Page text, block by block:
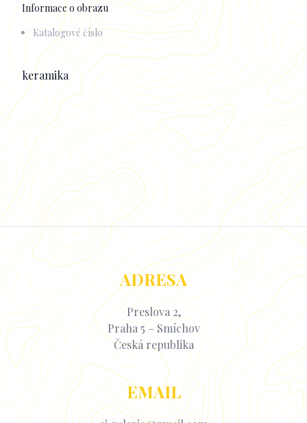
Informace o obrazu
Katalogové číslo
Popisek
keramika
ADRESA
Preslova 2,
Praha 5 – Smíchov
Česká republika
EMAIL